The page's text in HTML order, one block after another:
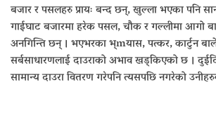
बजार र पसलहरु प्रायः बन्द छन्, खुल्ला भएका पनि
गाईघाट बजारमा हरेक पसल, चौक र गल्लीमा आगो
अनगिन्ति छन् । भएभरका भ्mयास, पत्कर, कार्टुन
सर्बसाधारणलाई दाउराको अभाव खड्किएको छ ।
सामान्य दाउरा वितरण गरेपनि त्यसपछि नगरेको